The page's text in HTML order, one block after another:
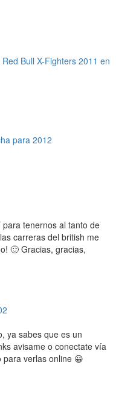
Bull X-Fighters 2011 en
para 2012
tenernos al tanto de
carreras del british me
🙂 Gracias, gracias,
ya sabes que es un
avisame o conectate vía
verlas online 😀